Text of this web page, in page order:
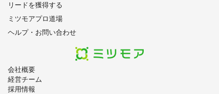
会社概要
経営チーム
採用情報
リードを獲得する
ミツモアプロ道場
ヘルプ・お問い合わせ